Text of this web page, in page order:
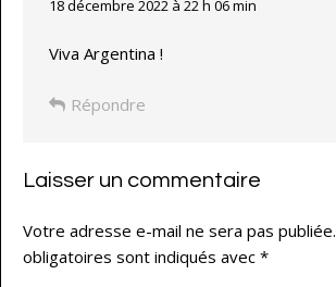
18 décembre 2022 à 22 h 06 min
Viva Argentina !
Répondre
Laisser un commentaire
Votre adresse e-mail ne sera pas publiée.
obligatoires sont indiqués avec *